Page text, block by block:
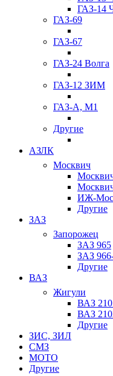
ГАЗ-14
ГАЗ-69
ГАЗ-67
ГАЗ-24 Волга
ГАЗ-12 ЗИМ
ГАЗ-А, М1
Другие
АЗЛК
Москвич
ИЖ-
Другие
ЗАЗ
Запорожец
ЗАЗ 965
ЗАЗ
Другие
ВАЗ
Жигули
ВАЗ
ВАЗ
Другие
ЗИС, ЗИЛ
СМЗ
МОТО
Другие